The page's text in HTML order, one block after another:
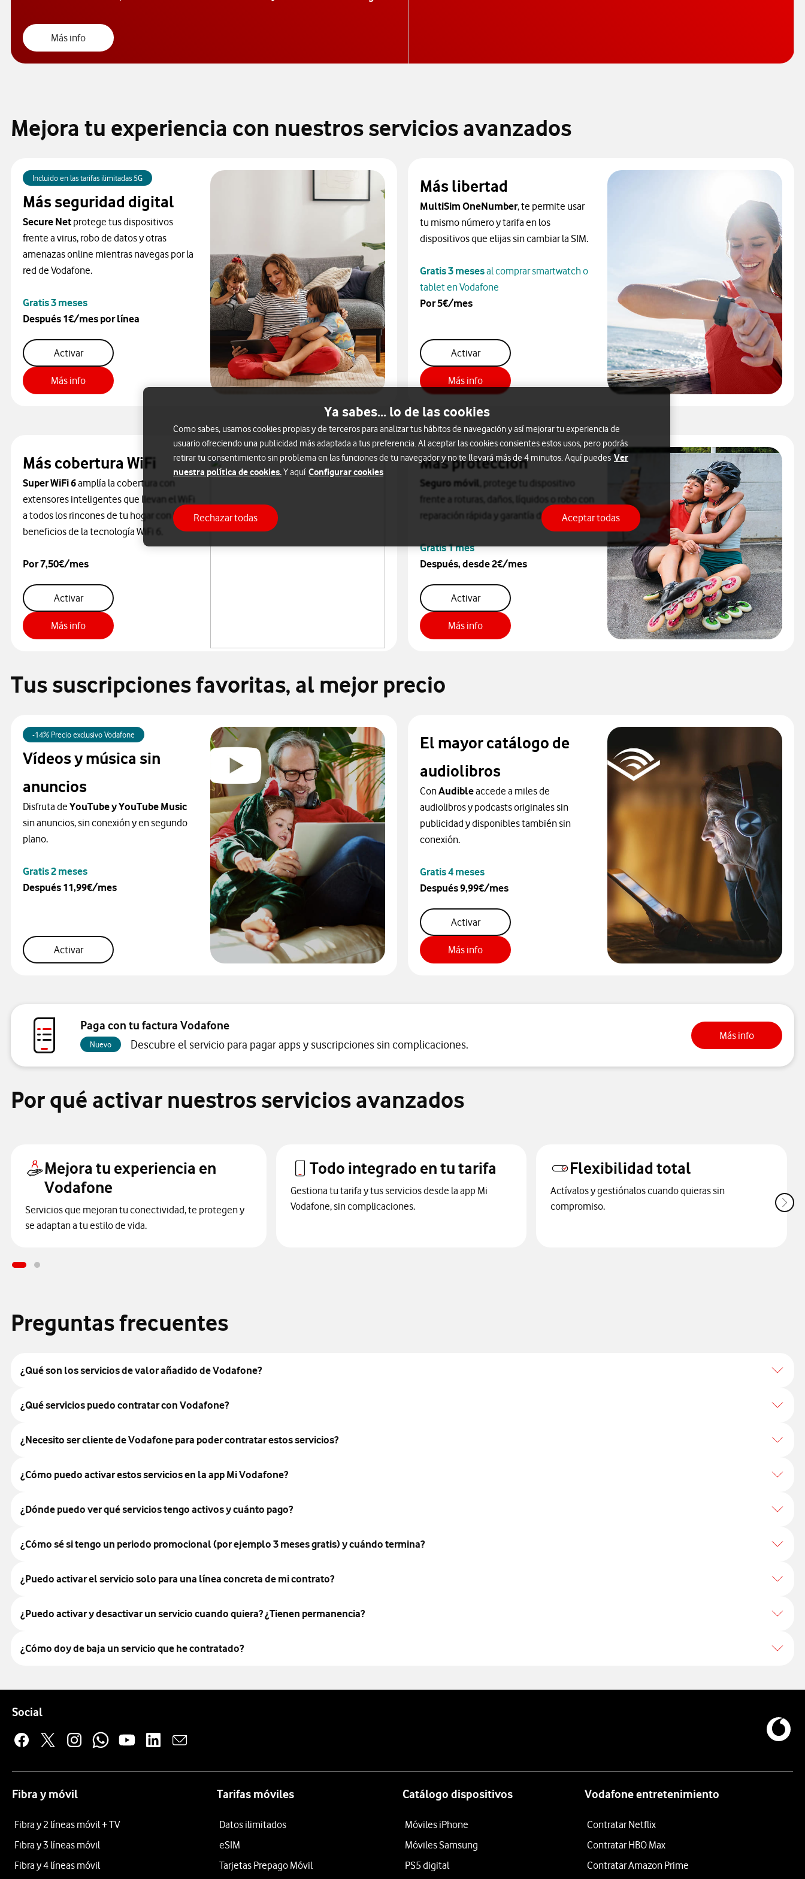
Más infoSecure Net
Mejora tu experiencia con nuestros servicios avanzados
Incluido en las tarifas ilimitadas 5G
Más seguridad digital
Secure Net protege tus dispositivos
frente a virus, robo de datos y otras
amenazas online mientras navegas por la
red de Vodafone.
Gratis 3 meses
Después 1€/mes por línea
ActivarSecure Net
Más infoSecure Net
Más libertad
MultiSim OneNumber, te permite usar
tu mismo número y tarifa en los
dispositivos que elijas sin cambiar la SIM.
Gratis 3 mesesal comprar smartwatch o
tablet en Vodafone
Por 5€/mes
ActivarMultiSim One Number
Más infoMultisim One Number
Más cobertura WiFi
Super WiFi 6amplía la cobertura con
extensores inteligentes que llevan el WiFi
a todos los rincones de tu hogar con los
beneficios de la tecnología WiFi 6.
Por 7,50€/mes
Activarsuper wifi 6
Más infoSuper wifi 6
Más protección
Seguro móvil , protege tu dispositivo
frente a roturas, daños, líquidos o robo con
reparación rápida y garantía de fabricante.
Gratis 1 mes
Después, desde 2€/mes
Activarseguro movil
Más infoSeguro móvil
Tus suscripciones favoritas, al mejor precio
-14% Precio exclusivo Vodafone
Vídeos y música sin
anuncios
Disfruta de YouTube y YouTube Music
sin anuncios, sin conexión y en segundo
plano.
Gratis 2 meses
Después 11,99€/mes
Activaryoutube
El mayor catálogo de
audiolibros
ConAudibleaccede a miles de
audiolibros y podcasts originales sin
publicidad y disponibles también sin
conexión.
Gratis 4 meses
Después 9,99€/mes
Activaraudible
Más infoAudible
Paga con tu factura Vodafone
Nuevo Descubre el servicio para pagar apps y suscripciones sin complicaciones.
Más infoPagos a
Por qué activar nuestros servicios avanzados
Mejora tu experiencia en
Vodafone
Servicios que mejoran tu conectividad, te protegen y
se adaptan a tu estilo de vida.
Todo integrado en tu tarifa
Gestiona tu tarifa y tus servicios desde la app Mi
Vodafone, sin complicaciones.
Flexibilidad total
Actívalos y gestiónalos cuando quieras sin
compromiso.
Preguntas frecuentes
¿Qué son los servicios de valor añadido de Vodafone?
¿Qué servicios puedo contratar con Vodafone?
¿Necesito ser cliente de Vodafone para poder contratar estos servicios?
¿Cómo puedo activar estos servicios en la app Mi Vodafone?
¿Dónde puedo ver qué servicios tengo activos y cuánto pago?
¿Cómo sé si tengo un periodo promocional (por ejemplo 3 meses gratis) y cuándo termina?
¿Puedo activar el servicio solo para una línea concreta de mi contrato?
¿Puedo activar y desactivar un servicio cuando quiera? ¿Tienen permanencia?
¿Cómo doy de baja un servicio que he contratado?
SocialEnlaces a las redes sociales de Vodafone
Fibra y móvil
Fibra y 2 líneas móvil + TV
Fibra y 3 líneas móvil
Fibra y 4 líneas móvil
Tarifas móviles
Datos ilimitados
eSIM
Tarjetas Prepago Móvil
Catálogo dispositivos
Móviles iPhone
Móviles Samsung
PS5 digital
Vodafone entretenimiento
Contratar Netflix
Contratar HBO Max
Contratar Amazon Prime
Ya sabes... lo de las cookies
Como sabes, usamos cookies propias y de terceros para analizar tus hábitos de navegación y así mejorar tu experiencia de
usuario ofreciendo una publicidad más adaptada a tus preferencia. Al aceptar las cookies consientes estos usos, pero podrás
retirar tu consentimiento sin problema en las funciones de tu navegador y no te llevará más de 4 minutos. Aquí puedes Ver
nuestra política de cookies.Y aquí Configurar cookies
Rechazar todas Aceptar todas